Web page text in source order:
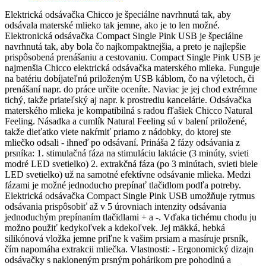
Elektrická odsávačka Chicco je špeciálne navrhnutá tak, aby
odsávala materské mlieko tak jemne, ako je to len možné.
Elektronická odsávačka Compact Single Pink USB je špeciálne
navrhnutá tak, aby bola čo najkompaktnejšia, a preto je najlepšie
prispôsobená prenášaniu a cestovaniu. Compact Single Pink USB je
najmenšia Chicco elektrická odsávačka materského mlieka. Funguje
na batériu dobíjateľnú priloženým USB káblom, čo na výletoch, či
prenášaní napr. do práce určite oceníte. Naviac je jej chod extrémne
tichý, takže priateľský aj napr. k prostrediu kancelárie. Odsávačka
materského mlieka je kompatibilná s radou fľašiek Chicco Natural
Feeling. Násadka a cumlík Natural Feeling sú v balení priložené,
takže dieťatko viete nakŕmiť priamo z nádobky, do ktorej ste
mliečko odsali - ihneď po odsávaní. Prináša 2 fázy odsávania z
prsníka: 1. stimulačná fáza na stimuláciu laktácie (3 minúty, svieti
modré LED svetielko) 2. extrakčná fáza (po 3 minútach, svieti biele
LED svetielko) už na samotné efektívne odsávanie mlieka. Medzi
fázami je možné jednoducho prepínať tlačidlom podľa potreby.
Elektrická odsávačka Compact Single Pink USB umožňuje rytmus
odsávania prispôsobiť až v 5 úrovniach intenzity odsávania
jednoduchým prepínaním tlačidlami + a -. Vďaka tichému chodu ju
možno použiť kedykoľvek a kdekoľvek. Jej mäkká, hebká
silikónová vložka jemne priľne k vašim prsiam a masíruje prsník,
čím napomáha extrakcii mliečka. Vlastnosti: - Ergonomický dizajn
odsávačky s nakloneným prsným pohárikom pre pohodlnú a